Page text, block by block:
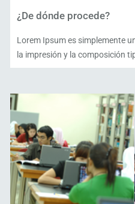
¿De dónde procede?
Lorem Ipsum es simplemente
la impresión y la composición